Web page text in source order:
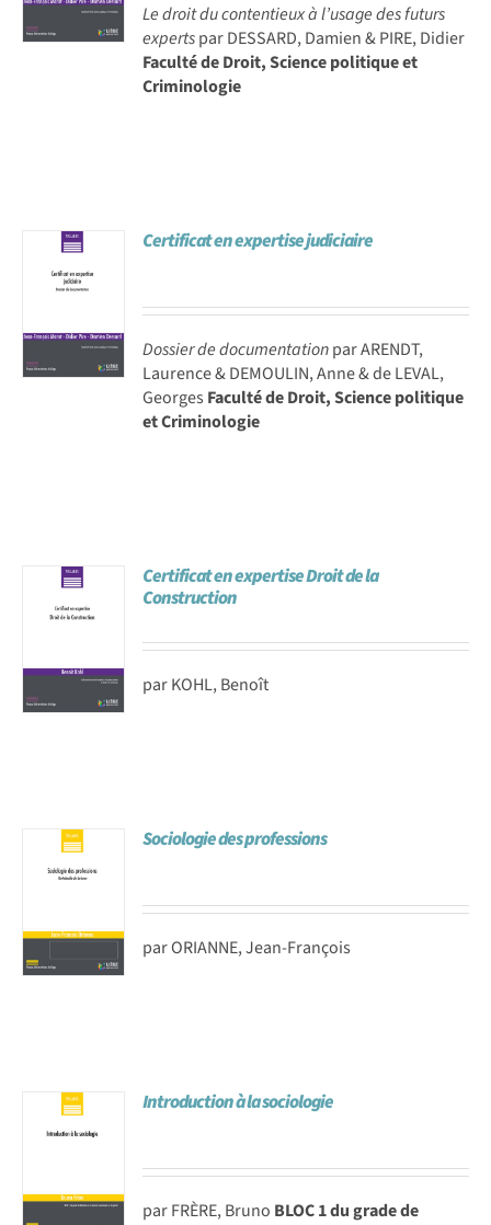
Le droit du contentieux à l’usage des futurs
expertspar DESSARD, Damien & PIRE, Didier
Faculté de Droit, Science politique et
Criminologie
Certificat en expertise judiciaire
Dossier de documentationpar ARENDT,
Laurence & DEMOULIN, Anne & de LEVAL,
Georges Faculté de Droit, Science politique
et Criminologie
Certificat en expertise Droit de la
Construction
par KOHL, Benoît
Sociologie des professions
par ORIANNE, Jean-François
Introduction à la sociologie
par FRÈRE, Bruno BLOC 1 du grade de